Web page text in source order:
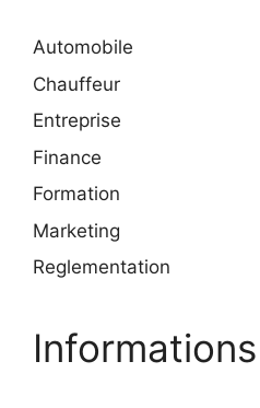
Automobile
Chauffeur
Entreprise
Finance
Formation
Marketing
Reglementation